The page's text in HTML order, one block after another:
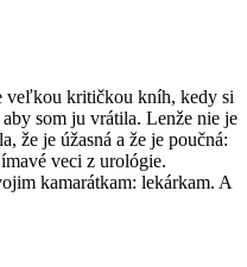
veľkou kritičkou kníh, kedy si
som ju vrátila. Lenže nie je
že je úžasná a že je poučná:
veci z urológie.
kamarátkam: lekárkam. A